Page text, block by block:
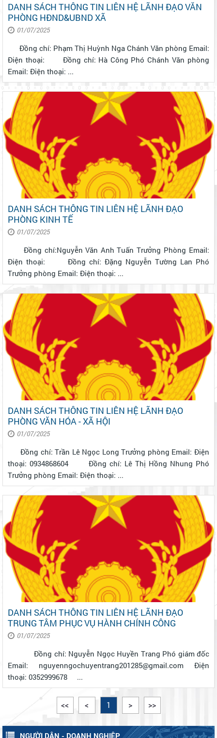
DANH SÁCH THÔNG TIN LIÊN HỆ LÃNH ĐẠO VĂN
PHÒNG HĐND&UBND XÃ
01/07/2025
Điện thoại: Đồng chí: Hà Công Phó Chánh Văn phòng
Email: Điện thoại: ...
DANH SÁCH THÔNG TIN LIÊN HỆ LÃNH ĐẠO
PHÒNG KINH TẾ
01/07/2025
Điện thoại: Đồng chí: Đặng Nguyễn Tường Lan Phó
Trưởng phòng Email: Điện thoại: ...
DANH SÁCH THÔNG TIN LIÊN HỆ LÃNH ĐẠO
PHÒNG VĂN HÓA - XÃ HỘI
01/07/2025
thoại: 0934868604 Đồng chí: Lê Thị Hồng Nhung Phó
Trưởng phòng Email: Điện thoại: ...
DANH SÁCH THÔNG TIN LIÊN HỆ LÃNH ĐẠO
TRUNG TÂM PHỤC VỤ HÀNH CHÍNH CÔNG
01/07/2025
Email: nguyenngochuyentrang201285@gmail.com Điện
thoại: 0352999678 ...
<< < 1 > >>
NGƯỜI DÂN - DOANH NGHIỆP